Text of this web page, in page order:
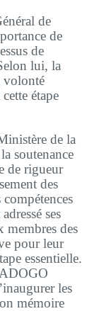
de
de
de
lui, la
volonté
étape
de la
soutenance
de rigueur
des
ses
membres des
pour leur
essentielle.
les
mémoire